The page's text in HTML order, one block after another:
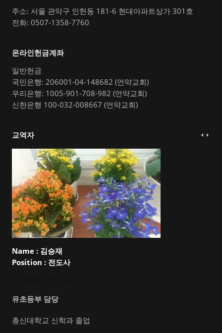
주소: 서울 관악구 인헌동 181-6 현대아파트상가 301호
전화: 0507-1358-7760
온라인헌금계좌
일반헌금
국민은행: 206001-04-148682 (언약교회)
우리은행: 1005-901-708-982 (언약교회)
신한은행 100-032-008667 (언약교회)
교역자
Name : 김승재
Position : 전도사
유초등부 담당
총신대학교 신학과 졸업